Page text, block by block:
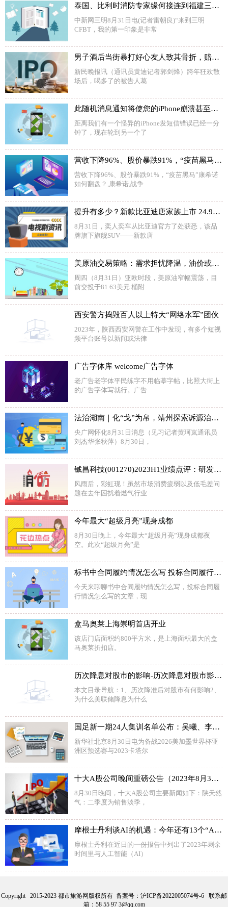
泰国、比利时消防专家缘何接连到福建三明交流学习？
中新网三明8月31日电(记者雷朝良)“来到三明
CFBT，我的第一印象是非常
男子酒后当街暴打好心友人致其骨折，赔了钱还获了刑
新民晚报讯（通讯员黄迪记者郭剑烽）跨年狂欢散
场后，喝多了的被告人葛
此随机消息通知将使您的iPhone崩溃甚至无法阅读
距离我们有一个怪异的iPhone发短信错误已经一分
钟了，现在轮到另一个了
营收下降96%、股价暴跌91%，“疫苗黑马”康希诺如何翻盘？
营收下降96%、股价暴跌91%，“疫苗黑马”康希诺
如何翻盘？,康希诺,战争
提升有多少？新款比亚迪唐家族上市 24.98万元起售
8月31日，奕人奕车从比亚迪官方了处获悉，该品
牌旗下旗舰SUV——新款唐
美原油交易策略：需求担忧降温，油价或剑指布林线上轨
周四（8月31日）亚欧时段，美原油窄幅震荡，目
前交投于81 63美元 桶附
西安警方捣毁百人以上特大“网络水军”团伙
2023年，陕西西安网警在工作中发现，有多个短视
频平台账号以新闻或法律
广告字体库 welcome广告字体
老广告老字体平民练字不用临摹字帖，比照大街上
的广告字体写就行。广告
法治湖南｜化“戈”为帛，靖州探索诉源治理新路径
央广网怀化8月31日消息（见习记者黄珂岚通讯员
刘杰华张秋萍）8月30日，
铖昌科技(001270)2023H1业绩点评：研发投入加大，下游应用领域不断拓宽
风雨后，彩虹现！虽然市场消费疲弱以及低毛差问
题在去年困扰着燃气行业
今年最大“超级月亮”现身成都
8月30日晚上，今年最大“超级月亮”现身成都夜
空。此次“超级月亮”是
标书中合同履约情况怎么写 投标合同履行情况怎么写
今天来聊聊书中合同履约情况怎么写，投标合同履
行情况怎么写的文章，现
盒马奥莱上海崇明首店开业
该店门店面积约800平方米，是上海面积最大的盒
马奥莱折扣店。
历次降息对股市的影响-历次降息对股市影响一览表
本文目录导航：1、历次降准后对股市有何影响2、
为什么美联储降息为什么
国足新一期24人集训名单公布：吴曦、李可回归
新华社北京8月30日电为备战2026美加墨世界杯亚
洲区预选赛与2023卡塔尔
十大A股公司晚间重磅公告（2023年8月30日）
8月30日晚间，十大A股公司主要新闻如下：陕天然
气：二季度为销售淡季，
摩根士丹利谈AI的机遇：今年还有13个“AI时刻”
摩根士丹利在近日的一份报告中列出了2023年剩余
时间里与人工智能（AI）
Copyright 2015-2023 都市旅游网版权所有 备案号： 沪ICP备2022005074号-6 联系邮
箱：58 55 97 3@qq.com